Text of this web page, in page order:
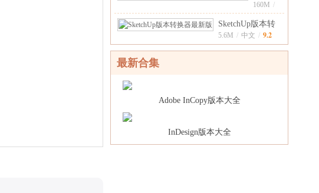
读器
绿色
160M /
中
文 / 9.0
SketchUp版本转
换器最新版1.0.
5.6M / 中文 / 9.2
最新合集
Adobe InCopy版本大全
InDesign版本大全